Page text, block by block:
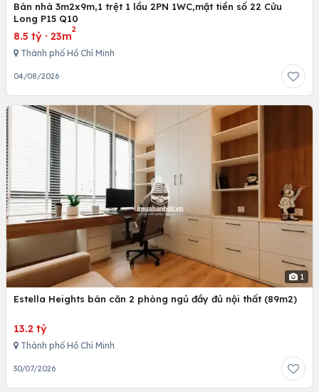
Bán nhà 3m2x9m,1 trệt 1 lầu 2PN 1WC,mặt tiền số 22 Cửu
Long P15 Q10
8.5 tỷ · 23m
2
Thành phố Hồ Chí Minh
04/08/2026
1
Estella Heights bán căn 2 phòng ngủ đầy đủ nội thất (89m2)
13.2 tỷ
Thành phố Hồ Chí Minh
30/07/2026